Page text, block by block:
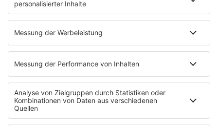
DAB+
Empfang
Jobs & Praktika
Service
Datenschutz
Datenschutzeinstellungen
Impressum